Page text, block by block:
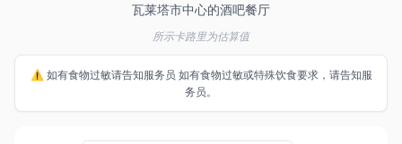
瓦莱塔市中心的酒吧餐厅
所示卡路里为估算值
⚠️ 如有食物过敏请告知服务员 如有食物过敏或特殊饮食要求，请告知服
务员。